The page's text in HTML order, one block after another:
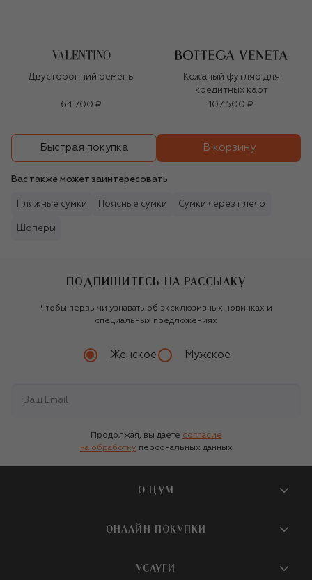
Двусторонний ремень
64 700 ₽
Кожаный футляр для
кредитных карт
107 500 ₽
Быстрая покупка В корзину
Вас также может заинтересовать
Пляжные сумки Поясные сумки Сумки через плечо
Шоперы
ПОДПИШИТЕСЬ НА РАССЫЛКУ
Чтобы первыми узнавать об эксклюзивных новинках и
специальных предложениях
Женское Мужское
Продолжая, вы даете согласие
на обработку персональных данных
О ЦУМ
О магазине
Бутики и ПВЗ ЦУМ
ОНЛАЙН ПОКУПКИ
УСЛУГИ